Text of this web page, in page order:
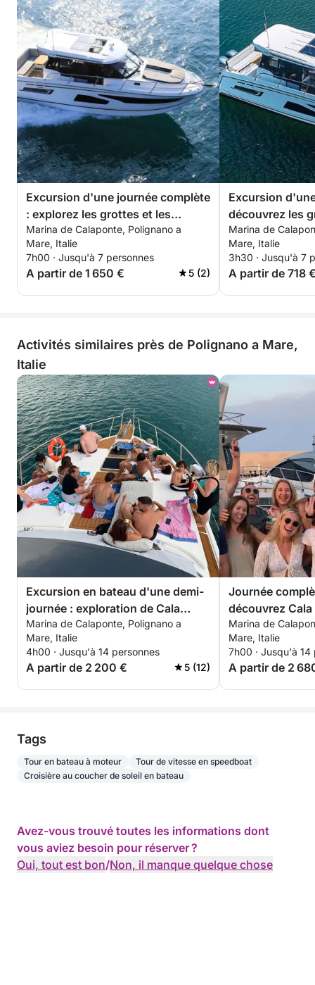
amoureux de la nature
Suppléments :
- Taxe portuaire non incluse – 10 € par personne
- Capitaine et carburant inclus
Réservez dès maintenant votre Sunset Adrenaline
Rush pour une aventure inoubliable à grande vitesse
et le plus beau coucher de soleil sur la côte des
Pouilles !
Excursion d'une journée complète
: explorez les grottes et les
criques de Polignano a Mare et
Monopoli
Marina de Calaponte, Polignano a
Mare, Italie
7h00 · Jusqu'à 7 personnes
A partir de 1 650 € 5 (2)
Excursion
découvrez les
de Polignano a
Marina de
Mare, Italie
3h30 · Jusqu'à 7
A partir de 718
Activités similaires près de Polignano a Mare,
Italie
Excursion en bateau d'une demi-
journée : exploration de Cala
Ponte, Polignano et Monopoli
Marina de Calaponte, Polignano a
Mare, Italie
4h00 · Jusqu'à 14 personnes
A partir de 2 200 € 5 (12)
Journée
découvrez
a Mare et
Marina de
Mare, Italie
7h00 · Jusqu'à 14
A partir de 2
Tags
Tour en bateau à moteur
Tour de vitesse en speedboat
Croisière au coucher de soleil en bateau
Avez-vous trouvé toutes les informations dont
vous aviez besoin pour réserver ?
Oui, tout est bon/Non, il manque quelque chose